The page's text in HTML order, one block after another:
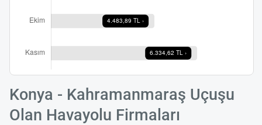
Konya - Kahramanmaraş Uçuşu
Olan Havayolu Firmaları